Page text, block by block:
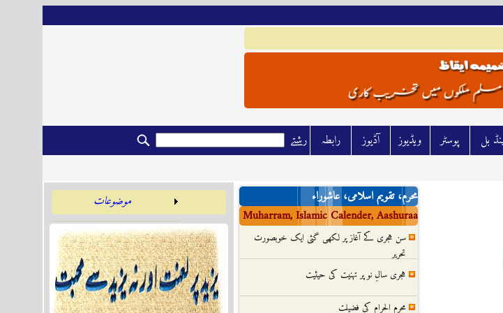
رشتے رابطہ آڈيوز ويڈيوز پوسٹر بل
موضوعات
محرم، تقویم اسلامی، عاشوراء
Muharram, Islamic Calender, Aashuraa
سن ہجری کے آغاز پر لکھی گئی ایک خوبصورت
تحریر
ہجری سالِ نو پر تہنیت کی حیثیت
محرم الحرام کی فضیلت